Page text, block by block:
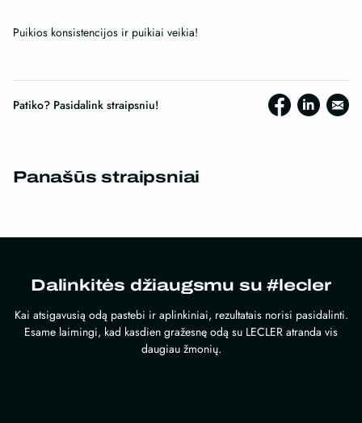
Puikios konsistencijos ir puikiai veikia!
Patiko? Pasidalink straipsniu!
Panašūs straipsniai
Dalinkitės džiaugsmu su #lecler
Kai atsigavusią odą pastebi ir aplinkiniai, rezultatais norisi pasidalinti.
Esame laimingi, kad kasdien gražesnę odą su LECLER atranda vis
daugiau žmonių.